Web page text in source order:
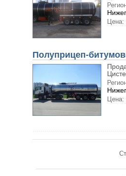
Цена:
Полуприцеп-
Цена: